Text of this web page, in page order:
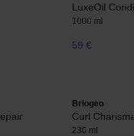
LuxeOil
1000 ml
59 €
Briogeo
Curl
236 ml